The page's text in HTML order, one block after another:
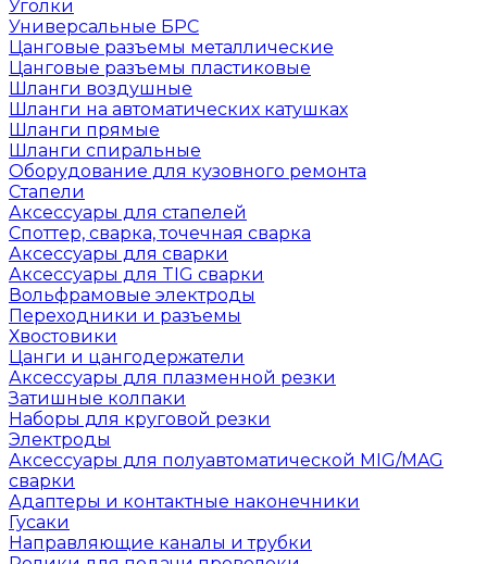
Уголки
Универсальные БРС
Цанговые разъемы металлические
Цанговые разъемы пластиковые
Шланги воздушные
Шланги на автоматических катушках
Шланги прямые
Шланги спиральные
Оборудование для кузовного ремонта
Стапели
Аксессуары для стапелей
Споттер, сварка, точечная сварка
Аксессуары для сварки
Аксессуары для TIG сварки
Вольфрамовые электроды
Переходники и разъемы
Хвостовики
Цанги и цангодержатели
Аксессуары для плазменной резки
Затишные колпаки
Наборы для круговой резки
Электроды
Аксессуары для полуавтоматической MIG/MAG
сварки
Адаптеры и контактные наконечники
Гусаки
Направляющие каналы и трубки